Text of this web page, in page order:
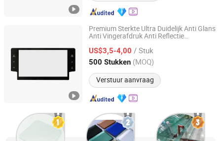
Premium Sterkte Ultra Duidelijk Anti Glans
Anti Vingerafdruk Anti Reflectie
Elektronica Aanraakpaneel
US$3,5-4,00 / Stuk
500 Stukken (MOQ)
Verstuur aanvraag
Taizhou Zhaosheng Electronics Technology Co., Ltd.
Zhejiang, China Sinds 2026